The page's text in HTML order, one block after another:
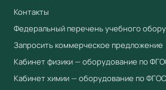
Контакты
Федеральный перечень учебного
Запросить коммерческое предложение
Кабинет физики — оборудование по
Кабинет химии — оборудование по ФГОС